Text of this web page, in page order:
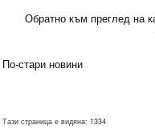
Обратно към преглед на
По-стари новини
Тази страница е видяна: 1334